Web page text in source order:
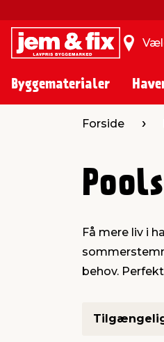
Byggematerialer
Forside
Pools
Få mere liv i
behov.